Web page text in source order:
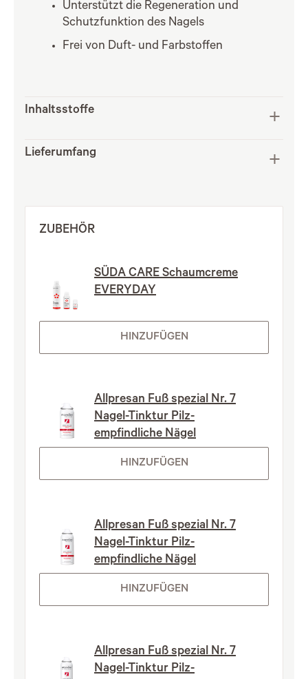
Unterstützt die Regeneration und
Schutzfunktion des Nagels
Frei von Duft- und Farbstoffen
Inhaltsstoffe
Lieferumfang
ZUBEHÖR
SÜDA CARE Schaumcreme
EVERYDAY
HINZUFÜGEN
Allpresan Fuß spezial Nr. 7
Nagel-Tinktur Pilz-
empfindliche Nägel
HINZUFÜGEN
Allpresan Fuß spezial Nr. 7
Nagel-Tinktur Pilz-
empfindliche Nägel
HINZUFÜGEN
Allpresan Fuß spezial Nr. 7
Nagel-Tinktur Pilz-